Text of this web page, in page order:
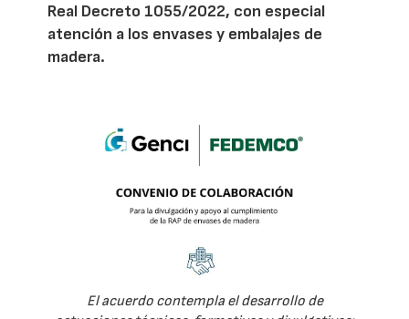
Real Decreto 1055/2022, con especial
atención a los envases y embalajes de
madera.
El acuerdo contempla el desarrollo de